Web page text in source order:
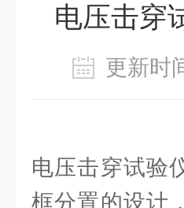
电压击穿
更新
电压击穿试验
框分置的设计